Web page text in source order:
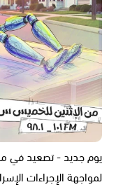
يوم جديد - تصعيد في
لمواجهة الإجراءات